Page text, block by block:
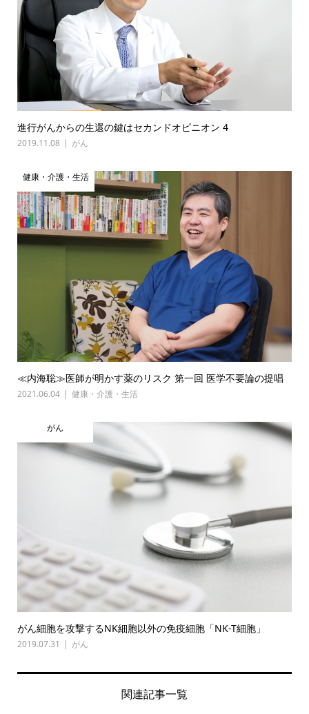
進行がんからの生還の鍵はセカンドオピニオン 4
2019.11.08 がん
健康・介護・生活
≪内海聡≫医師が明かす薬のリスク 第一回 医学不要論の提唱
2021.06.04 健康・介護・生活
がん
がん細胞を攻撃するNK細胞以外の免疫細胞「NK-T細胞」
2019.07.31 がん
関連記事一覧